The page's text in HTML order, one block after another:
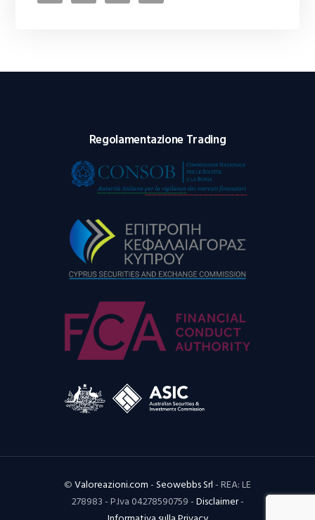
Regolamentazione Trading
©Valoreazioni.com-Seowebbs Srl- REA: LE
278983 - P.Iva 04278590759 -Disclaimer-